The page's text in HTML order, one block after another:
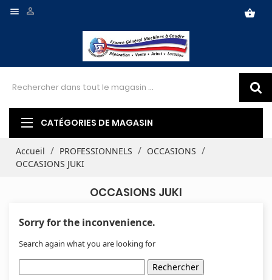
 shopping_basket

CATÉGORIES DE MAGASIN
Accueil PROFESSIONNELS
OCCASIONS
OCCASIONS JUKI
OCCASIONS JUKI
Sorry for the inconvenience.
Search again what you are looking for
Rechercher